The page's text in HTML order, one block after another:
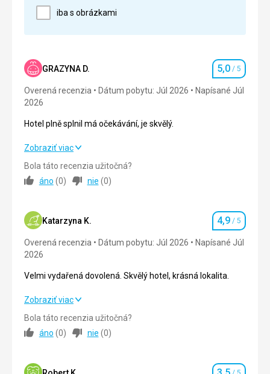
Super
Skvělé, ale malé
OK
Google Translate
iba s obrázkami
GRAZYNA D. Hodnotenie
5,0 / 5
Overená recenzia Dátum pobytu: Júl 2026
Napísané Júl
2026
Hotel plně splnil má očekávání, je skvělý.
Hotel plně splnil má očekávání, je skvělý.
Strava
Okolie 5,0/ 5
Služby 5,0/ 5
Pláž
Čisté a horké haha
Strava
Ubytovanie
Zobraziť viac
Bola táto recenzia užitočná?
áno (0) nie (0)
Katarzyna K. Hodnotenie
4,9 / 5
Overená recenzia Dátum pobytu: Júl 2026
Napísané Júl
2026
Velmi vydařená dovolená. Skvělý hotel, krásná lokalita.
Velmi vydařená dovolená. Skvělý hotel, krásná lokalita.
Strava
Okolie 5,0/ 5
Zobraziť viac
Bola táto recenzia užitočná?
áno (0) nie (0)